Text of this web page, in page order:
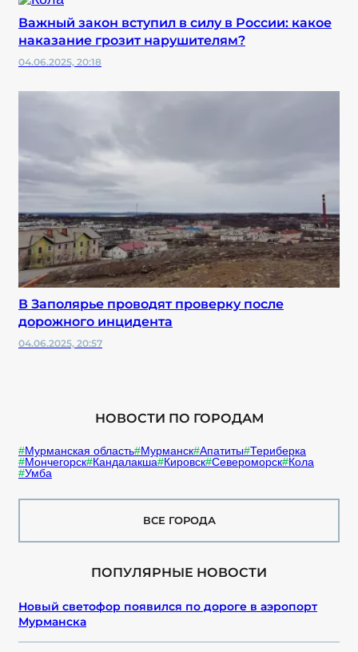
Важный закон вступил в силу в России: какое
наказание грозит нарушителям?
04.06.2025, 20:18
В Заполярье проводят проверку после
дорожного инцидента
04.06.2025, 20:57
НОВОСТИ ПО ГОРОДАМ
Мурманская область Мурманск Апатиты Териберка
Мончегорск Кандалакша Кировск Североморск Кола
Умба
ВСЕ ГОРОДА
ПОПУЛЯРНЫЕ НОВОСТИ
Новый светофор появился по дороге в аэропорт
Мурманска